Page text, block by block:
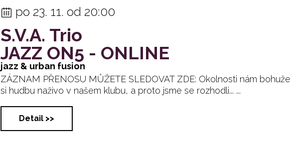
po 23. 11. od 20:00
S.V.A. Trio
JAZZ ON5 - ONLINE
jazz & urban fusion
ZÁZNAM PŘENOSU MŮŽETE SLEDOVAT ZDE: Okolnosti nám
si hudbu naživo v našem klubu, a proto jsme se rozhodli... ...
Detail >>